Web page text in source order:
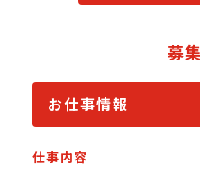
募
お仕事情報
仕事内容